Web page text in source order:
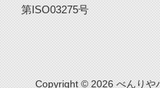
第ISO03275号
Copyright © 2026 べんりや